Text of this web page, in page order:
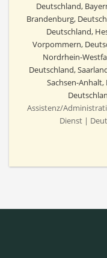
Deutschland,
Brandenburg,
Deutschland,
Vorpommern,
Nordrhein-
Deutschland,
Sachsen-
Assistenz/
Dienst |